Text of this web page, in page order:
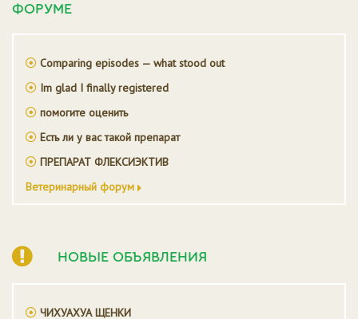
ФОРУМЕ
Comparing episodes — what stood out
Im glad I finally registered
помогите оценить
Есть ли у вас такой препарат
ПРЕПАРАТ ФЛЕКСИЭКТИВ
Ветеринарный форум
НОВЫЕ ОБЪЯВЛЕНИЯ
ЧИХУАХУА ЩЕНКИ